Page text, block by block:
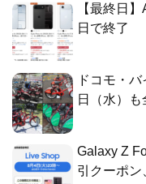
【最終日
日で終了
ドコモ・
日（水）
Galaxy Z
引クーポ